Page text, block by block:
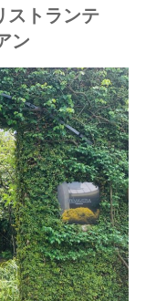
ストランテ
ン